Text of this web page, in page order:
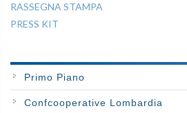
RASSEGNA STAMPA
PRESS KIT
Primo Piano
Confcooperative Lombardia